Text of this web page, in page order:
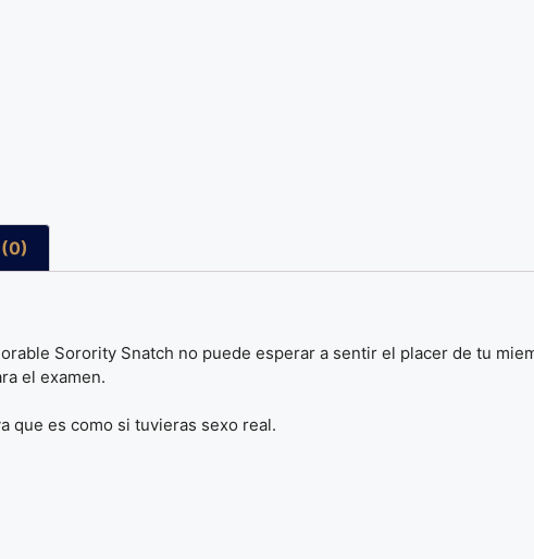
Sorority Snatch no puede esperar a sentir el placer de tu
el examen.
que es como si tuvieras sexo real.